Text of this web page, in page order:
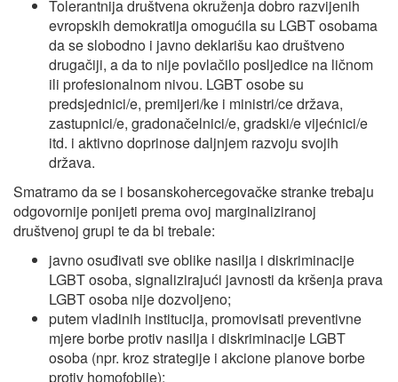
Tolerantnija društvena okruženja dobro razvijenih
evropskih demokratija omogućila su LGBT osobama
da se slobodno i javno deklarišu kao društveno
drugačiji, a da to nije povlačilo posljedice na ličnom
ili profesionalnom nivou. LGBT osobe su
predsjednici/e, premijeri/ke i ministri/ce država,
zastupnici/e, gradonačelnici/e, gradski/e vijećnici/e
itd. i aktivno doprinose daljnjem razvoju svojih
država.
Smatramo da se i bosanskohercegovačke stranke trebaju
odgovornije ponijeti prema ovoj marginaliziranoj
društvenoj grupi te da bi trebale:
javno osuđivati sve oblike nasilja i diskriminacije
LGBT osoba, signalizirajući javnosti da kršenja prava
LGBT osoba nije dozvoljeno;
putem vladinih institucija, promovisati preventivne
mjere borbe protiv nasilja i diskriminacije LGBT
osoba (npr. kroz strategije i akcione planove borbe
protiv homofobije);